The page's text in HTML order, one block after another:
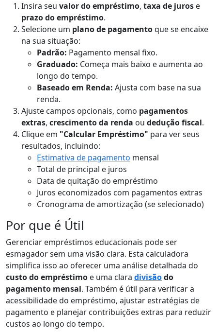
Insira seu valor do empréstimo, taxa de juros e
prazo do empréstimo.
Selecione um plano de pagamentoque se encaixe
na sua situação:
Padrão: Pagamento mensal fixo.
Graduado: Começa mais baixo e aumenta ao
longo do tempo.
Baseado em Renda: Ajusta com base na sua
renda.
Ajuste campos opcionais, como pagamentos
extras, crescimento da renda ou dedução fiscal.
Clique em "Calcular Empréstimo" para ver seus
resultados, incluindo:
Estimativa de pagamento mensal
Total de principal e juros
Data de quitação do empréstimo
Juros economizados com pagamentos extras
Cronograma de amortização (se selecionado)
Por que é Útil
Gerenciar empréstimos educacionais pode ser
esmagador sem uma visão clara. Esta calculadora
simplifica isso ao oferecer uma análise detalhada do
custo do empréstimo e uma clara divisãodo
pagamento mensal. Também é útil para verificar a
acessibilidade do empréstimo, ajustar estratégias de
pagamento e planejar contribuições extras para reduzir
custos ao longo do tempo.